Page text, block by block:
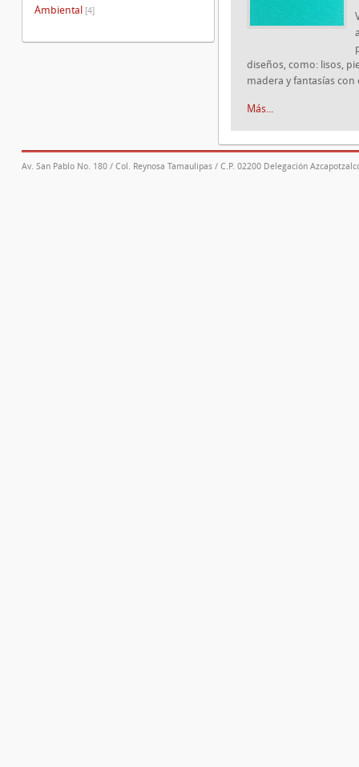
diseños, como: lisos,
madera y fantasías con
Más...
Ambiental [4]
Av. San Pablo No. 180 / Col. Reynosa Tamaulipas / C.P. 02200 Delegación